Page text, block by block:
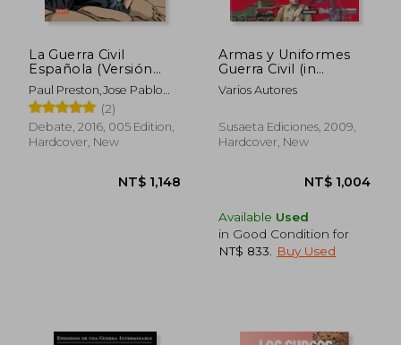
La Guerra Civil
Española (Versión
Gráfica) (in Spanish)
Paul Preston,Jose Pablo
Garcia
(2)
Debate, 2016, 005 Edition,
Hardcover, New
NT$ 1,148
Armas y Uniformes
Guerra Civil (in
Spanish)
Varios Autores
Susaeta Ediciones, 2009,
Hardcover, New
NT$
Available Used
in Good Condition for
NT$ 833
Buy Used